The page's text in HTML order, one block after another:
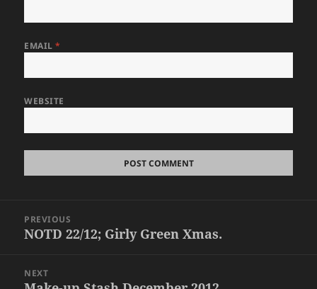
EMAIL*
WEBSITE
navigation
PREVIOUS
Previous
NOTD 22/12; Girly Green Xmas.
NEXT